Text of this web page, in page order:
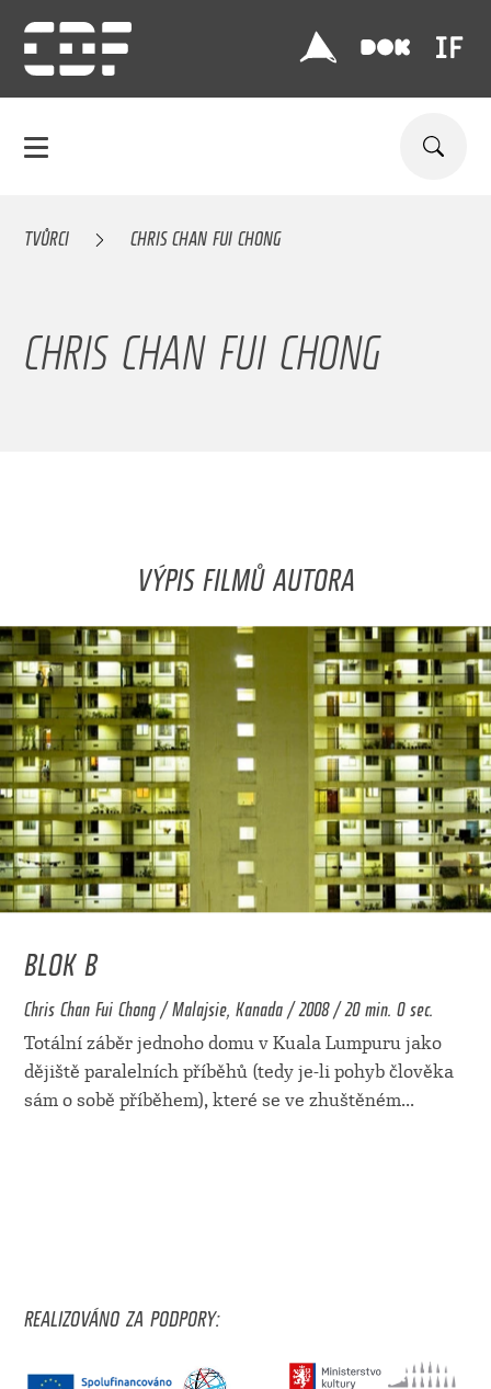
TVŮRCI CHRIS CHAN FUI CHONG
CHRIS CHAN FUI CHONG
VÝPIS FILMŮ AUTORA
BLOK B
Chris Chan Fui Chong / Malajsie, Kanada / 2008 / 20 min. 0 sec.
Totální záběr jednoho domu v Kuala Lumpuru jako
dějiště paralelních příběhů (tedy je-li pohyb člověka
sám o sobě příběhem), které se ve zhuštěném...
REALIZOVÁNO ZA PODPORY: